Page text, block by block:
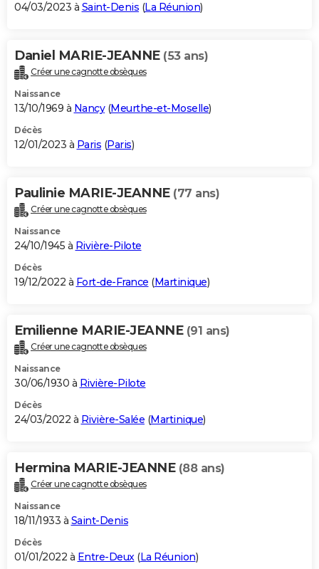
04/03/2023 à Saint-Denis (La Réunion)
Daniel MARIE-JEANNE (53 ans)
Créer une cagnotte obsèques
Naissance
13/10/1969 à Nancy(Meurthe-et-Moselle)
Décès
12/01/2023 à Paris (Paris)
Paulinie MARIE-JEANNE (77 ans)
Créer une cagnotte obsèques
Naissance
24/10/1945 à Rivière-Pilote
Décès
19/12/2022 à Fort-de-France (Martinique)
Emilienne MARIE-JEANNE (91 ans)
Créer une cagnotte obsèques
Naissance
30/06/1930 à Rivière-Pilote
Décès
24/03/2022 à Rivière-Salée (Martinique)
Hermina MARIE-JEANNE (88 ans)
Créer une cagnotte obsèques
Naissance
18/11/1933 à Saint-Denis
Décès
01/01/2022 à Entre-Deux(La Réunion)